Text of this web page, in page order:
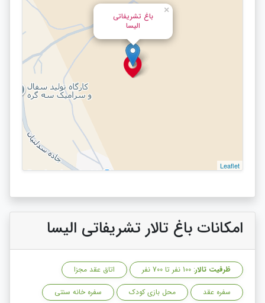
باغ تشریفاتی
الیسا
×
Leaflet
امکانات باغ تالار تشریفاتی الیسا
ظرفیت تالار: 100 نفر تا 700 نفر
اتاق عقد مجزا
سفره عقد
محل بازی کودک سفره خانه سنتی